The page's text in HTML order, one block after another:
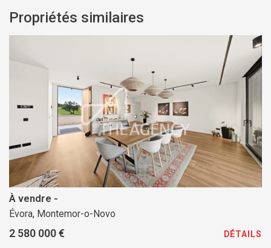
Propriétés similaires
À vendre -
Évora, Montemor-o-Novo
2 580 000 € DÉTAILS